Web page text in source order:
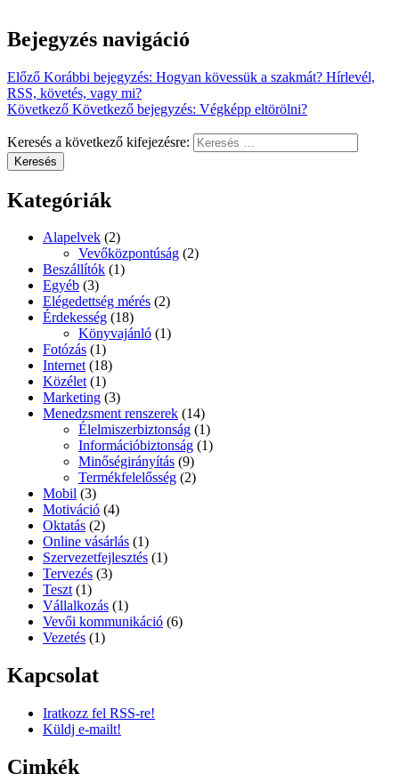
Bejegyzés navigáció
Előző Korábbi bejegyzés: Hogyan kövessük a szakmát? Hírlevél,
RSS, követés, vagy mi?
Következő Következő bejegyzés: Végképp eltörölni?
Keresés a következő kifejezésre:
Keresés
Kategóriák
Alapelvek (2)
Vevőközpontúság (2)
Beszállítók (1)
Egyéb (3)
Elégedettség mérés (2)
Érdekesség (18)
Könyvajánló (1)
Fotózás (1)
Internet(18)
Közélet(1)
Marketing (3)
Menedzsment renszerek (14)
Élelmiszerbiztonság (1)
Információbiztonság (1)
Minőségirányítás (9)
Termékfelelősség (2)
Mobil (3)
Motiváció (4)
Oktatás (2)
Online vásárlás (1)
Szervezetfejlesztés (1)
Tervezés (3)
Teszt(1)
Vállalkozás (1)
Vevői kommunikáció (6)
Vezetés (1)
Kapcsolat
Iratkozz fel RSS-re!
Küldj e-mailt!
Cimkék